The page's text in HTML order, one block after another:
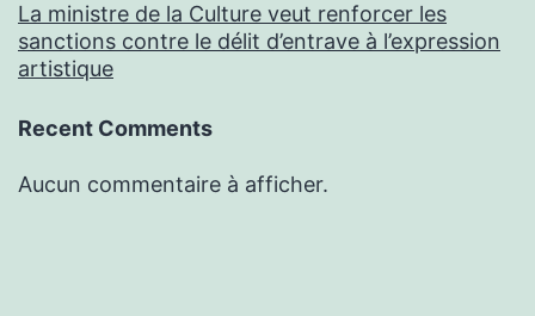
La ministre de la Culture veut renforcer les
sanctions contre le délit d’entrave à l’expression
artistique
Recent Comments
Aucun commentaire à afficher.